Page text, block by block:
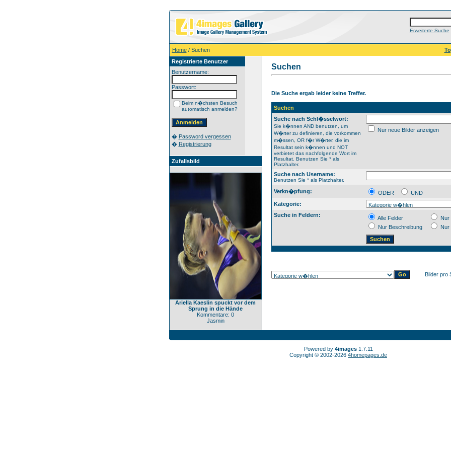
Erweiterte Suche
Home/ Suchen
Registrierte Benutzer
Benutzername:
Passwort:
Beim n�chsten Besuch
automatisch anmelden?
� Password vergessen
� Registrierung
Zufallsbild
Ariella Kaeslin spuckt vor dem
Sprung in die Hände
Kommentare: 0
Jasmin
Suchen
Die Suche ergab leider keine Treffer.
Suchen
Suche nach Schl�sselwort:
Sie k�nnen AND benutzen, um
W�rter zu definieren, die vorkommen
m�ssen, OR f�r W�rter, die im
Resultat sein k�nnen und NOT
verbietet das nachfolgende Wort im
Resultat. Benutzen Sie * als
Platzhalter.
Nur neue Bilder anzeigen
Suche nach Username:
Benutzen Sie * als Platzhalter.
Verkn�pfung: ODER
UND
Kategorie:
Suche in Feldern:
Alle Felder
Nur
Nur Beschreibung
Bilder pro
Powered by 4images1.7.11
Copyright © 2002-2026 4homepages.de